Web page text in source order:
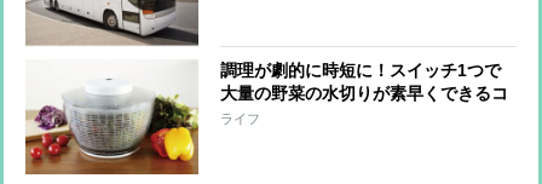
調理が劇的に時短に！スイッチ1つで
大量の野菜の水切りが素早くできるコ
ードレスサラダスピナー
ライフ